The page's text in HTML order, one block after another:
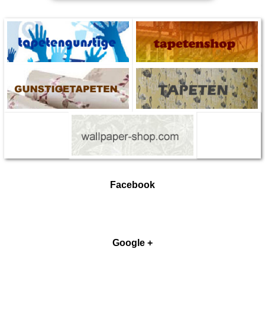
Facebook
Google +